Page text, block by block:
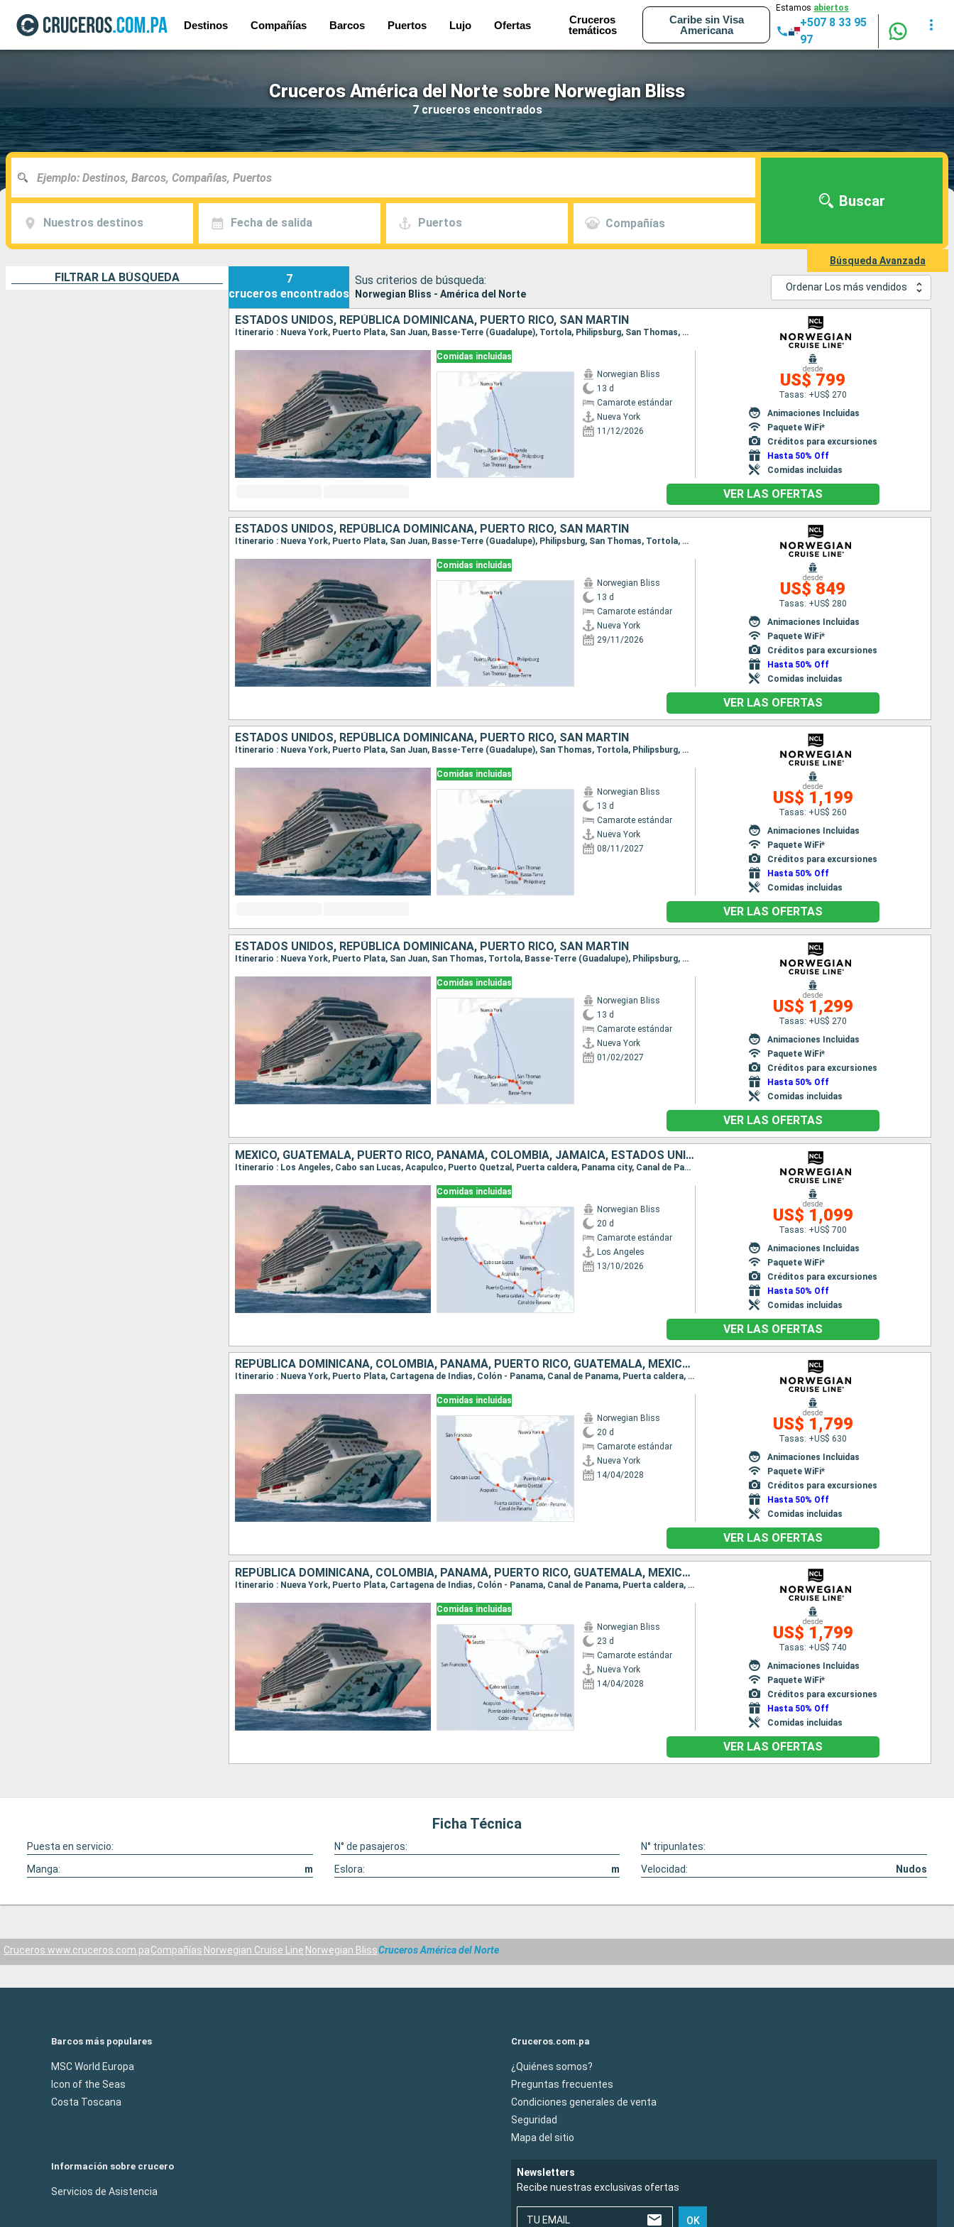
Destinos Compañías Barcos Puertos Lujo Ofertas
Cruceros
temáticos
Caribe sin Visa
Americana
Estamos abiertos
+507 8 33 95
97
Cruceros América del Norte sobre Norwegian Bliss
7 cruceros encontrados
Nuestros destinos Fecha de salida Puertos Compañías
Buscar
Búsqueda Avanzada
FILTRAR LA BÚSQUEDA
7
cruceros encontrados
Sus criterios de búsqueda:
Norwegian Bliss - América del Norte
Ordenar Los más vendidos
ESTADOS UNIDOS, REPÚBLICA DOMINICANA, PUERTO RICO, SAN MARTÍN
Itinerario : Nueva York, Puerto Plata, San Juan, Basse-Terre (Guadalupe), Tortola, Philipsburg, San Thomas, Nueva York
Comidas incluidas
Norwegian Bliss
13 d
Camarote estándar
Nueva York
11/12/2026
desde
US$ 799
Tasas: +US$ 270
Animaciones Incluidas
Paquete WiFi*
Créditos para excursiones
Hasta 50% Off
Comidas incluidas
VER LAS OFERTAS
ESTADOS UNIDOS, REPÚBLICA DOMINICANA, PUERTO RICO, SAN MARTÍN
Itinerario : Nueva York, Puerto Plata, San Juan, Basse-Terre (Guadalupe), Philipsburg, San Thomas, Tortola, Nueva York
Comidas incluidas
Norwegian Bliss
13 d
Camarote estándar
Nueva York
29/11/2026
desde
US$ 849
Tasas: +US$ 280
Animaciones Incluidas
Paquete WiFi*
Créditos para excursiones
Hasta 50% Off
Comidas incluidas
VER LAS OFERTAS
ESTADOS UNIDOS, REPÚBLICA DOMINICANA, PUERTO RICO, SAN MARTÍN
Itinerario : Nueva York, Puerto Plata, San Juan, Basse-Terre (Guadalupe), San Thomas, Tortola, Philipsburg, Nueva York
Comidas incluidas
Norwegian Bliss
13 d
Camarote estándar
Nueva York
08/11/2027
desde
US$ 1,199
Tasas: +US$ 260
Animaciones Incluidas
Paquete WiFi*
Créditos para excursiones
Hasta 50% Off
Comidas incluidas
VER LAS OFERTAS
ESTADOS UNIDOS, REPÚBLICA DOMINICANA, PUERTO RICO, SAN MARTÍN
Itinerario : Nueva York, Puerto Plata, San Juan, San Thomas, Tortola, Basse-Terre (Guadalupe), Philipsburg, Nueva York
Comidas incluidas
Norwegian Bliss
13 d
Camarote estándar
Nueva York
01/02/2027
desde
US$ 1,299
Tasas: +US$ 270
Animaciones Incluidas
Paquete WiFi*
Créditos para excursiones
Hasta 50% Off
Comidas incluidas
VER LAS OFERTAS
MÉXICO, GUATEMALA, PUERTO RICO, PANAMÁ, COLOMBIA, JAMAICA, ESTADOS UNIDOS
Itinerario : Los Angeles, Cabo san Lucas, Acapulco, Puerto Quetzal, Puerta caldera, Panama city, Canal de Panama, Cartagena de Indias, Falmouth, Miami, Nueva York
Comidas incluidas
Norwegian Bliss
20 d
Camarote estándar
Los Angeles
13/10/2026
desde
US$ 1,099
Tasas: +US$ 700
Animaciones Incluidas
Paquete WiFi*
Créditos para excursiones
Hasta 50% Off
Comidas incluidas
VER LAS OFERTAS
REPÚBLICA DOMINICANA, COLOMBIA, PANAMÁ, PUERTO RICO, GUATEMALA, MÉXICO, ESTADOS UNIDOS
Itinerario : Nueva York, Puerto Plata, Cartagena de Indias, Colón - Panama, Canal de Panama, Puerta caldera, Puerto Quetzal, Acapulco, Cabo san Lucas, San Francisco
Comidas incluidas
Norwegian Bliss
20 d
Camarote estándar
Nueva York
14/04/2028
desde
US$ 1,799
Tasas: +US$ 630
Animaciones Incluidas
Paquete WiFi*
Créditos para excursiones
Hasta 50% Off
Comidas incluidas
VER LAS OFERTAS
REPÚBLICA DOMINICANA, COLOMBIA, PANAMÁ, PUERTO RICO, GUATEMALA, MÉXICO, ESTADOS UNIDOS, CANADÁ
Itinerario : Nueva York, Puerto Plata, Cartagena de Indias, Colón - Panama, Canal de Panama, Puerta caldera, Puerto Quetzal, Acapulco, Cabo san Lucas, San Francisco, Victoria, Seattle
Comidas incluidas
Norwegian Bliss
23 d
Camarote estándar
Nueva York
14/04/2028
desde
US$ 1,799
Tasas: +US$ 740
Animaciones Incluidas
Paquete WiFi*
Créditos para excursiones
Hasta 50% Off
Comidas incluidas
VER LAS OFERTAS
Ficha Técnica
Puesta en servicio: N° de pasajeros:
N° tripunlates:
Manga:
m Eslora: m Velocidad: Nudos
Cruceros www.cruceros.com.paCompañías Norwegian Cruise Line Norwegian BlissCruceros América del Norte
Barcos más populares
MSC World Europa
Icon of the Seas
Costa Toscana
Cruceros.com.pa
¿Quiénes somos?
Preguntas frecuentes
Condiciones generales de venta
Seguridad
Mapa del sitio
Información sobre crucero
Servicios de Asistencia
Newsletters
Recibe nuestras exclusivas ofertas
TU EMAIL OK